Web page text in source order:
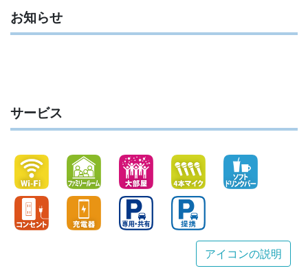
お知らせ
サービス
アイコンの説明